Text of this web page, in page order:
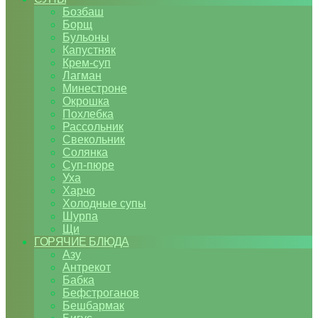
Бозбаш
Борщ
Бульоны
Капустняк
Крем-суп
Лагман
Минестроне
Окрошка
Похлебка
Рассольник
Свекольник
Солянка
Суп-пюре
Уха
Харчо
Холодные супы
Шурпа
Щи
ГОРЯЧИЕ БЛЮДА
Азу
Антрекот
Бабка
Бефстроганов
Бешбармак